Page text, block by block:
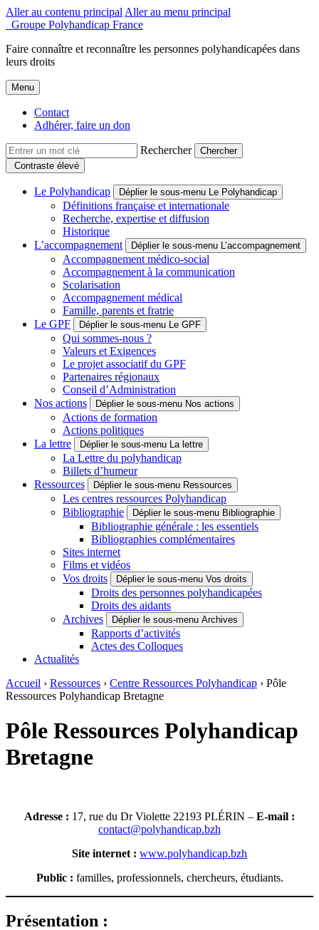
Aller au contenu principal Aller au menu principal
Groupe Polyhandicap France
Faire connaître et reconnaître les personnes polyhandicapées dans
leurs droits
Menu
Contact
Adhérer, faire un don
Rechercher
Contraste élevé
Le Polyhandicap Déplier le sous-menu Le Polyhandicap
Définitions française et internationale
Recherche, expertise et diffusion
Historique
L’accompagnement
Déplier le sous-menu L’accompagnement
Accompagnement médico-social
Accompagnement à la communication
Scolarisation
Accompagnement médical
Famille, parents et fratrie
Le GPF
Déplier le sous-menu Le GPF
Qui sommes-nous ?
Valeurs et Exigences
Le projet associatif du GPF
Partenaires régionaux
Conseil d’Administration
Nos actions
Déplier le sous-menu Nos actions
Actions de formation
Actions politiques
La lettre
Déplier le sous-menu La lettre
La Lettre du polyhandicap
Billets d’humeur
Ressources
Déplier le sous-menu Ressources
Les centres ressources Polyhandicap
Bibliographie
Déplier le sous-menu Bibliographie
Bibliographie générale : les essentiels
Bibliographies complémentaires
Sites internet
Films et vidéos
Vos droits
Déplier le sous-menu Vos droits
Droits des personnes polyhandicapées
Droits des aidants
Archives
Déplier le sous-menu Archives
Rapports d’activités
Actes des Colloques
Actualités
Accueil › Ressources › Centre Ressources Polyhandicap › Pôle
Ressources Polyhandicap Bretagne
Pôle Ressources Polyhandicap
Bretagne
Adresse : 17, rue du Dr Violette 22193 PLÉRIN – E-mail :
contact@polyhandicap.bzh
Site internet : www.polyhandicap.bzh
Public : familles, professionnels, chercheurs, étudiants.
Présentation :